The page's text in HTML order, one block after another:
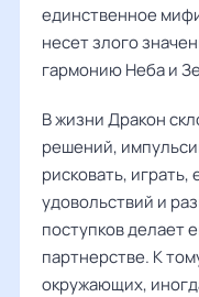
единственное
несет злого
гармонию Неба и
В жизни Дракон
решений,
рисковать,
удовольствий и
поступков делает
партнерстве. К
окружающих,